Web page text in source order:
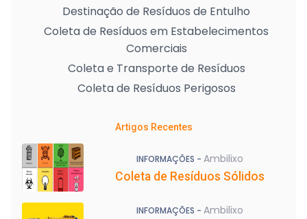
Destinação de Resíduos de Entulho
Coleta de Resíduos em Estabelecimentos
Comerciais
Coleta e Transporte de Resíduos
Coleta de Resíduos Perigosos
Artigos Recentes
INFORMAÇÕES - Ambilixo
Coleta de Resíduos Sólidos
INFORMAÇÕES - Ambilixo